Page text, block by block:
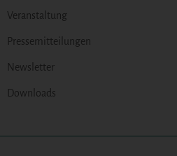
Veranstaltung
Pressemitteilungen
Newsletter
Downloads